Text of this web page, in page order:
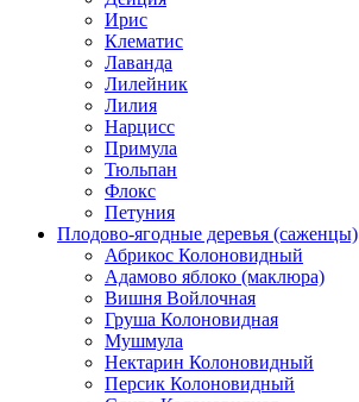
Ирис
Клематис
Лаванда
Лилейник
Лилия
Нарцисс
Примула
Тюльпан
Флокс
Петуния
Плодово-ягодные деревья (саженцы)
Абрикос Колоновидный
Адамово яблоко (маклюра)
Вишня Войлочная
Груша Колоновидная
Мушмула
Нектарин Колоновидный
Персик Колоновидный